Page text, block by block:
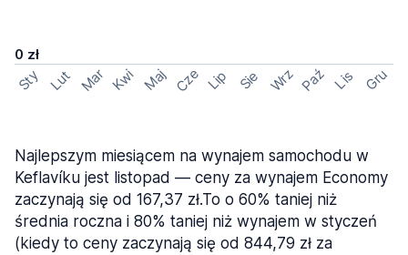
0 zł
Sty Lut Mar Kwi Maj Cze Lip Sie Wrz Paź Lis Gru
Najlepszym miesiącem na wynajem samochodu w
Keflavíku jest listopad — ceny za wynajem Economy
zaczynają się od 167,37 zł.To o 60% taniej niż
średnia roczna i 80% taniej niż wynajem w styczeń
(kiedy to ceny zaczynają się od 844,79 zł za